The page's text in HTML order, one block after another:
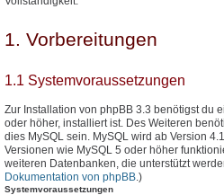
1. Vorbereitungen
1.1 Systemvoraussetzungen
Zur Installation von phpBB 3.3 benötigst du
oder höher, installiert ist. Des Weiteren
dies MySQL sein. MySQL wird ab Version
Versionen wie MySQL 5 oder höher
weiteren Datenbanken, die unterstützt
Dokumentation von phpBB.)
Systemvoraussetzungen